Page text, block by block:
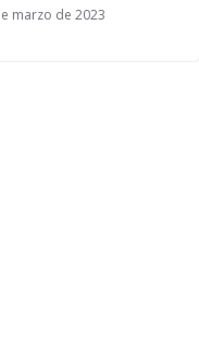
marzo de 2023